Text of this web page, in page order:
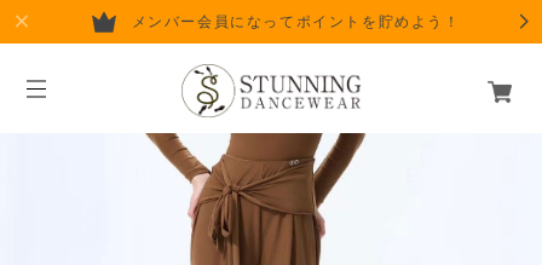
メンバー会員になってポイントを貯めよう！